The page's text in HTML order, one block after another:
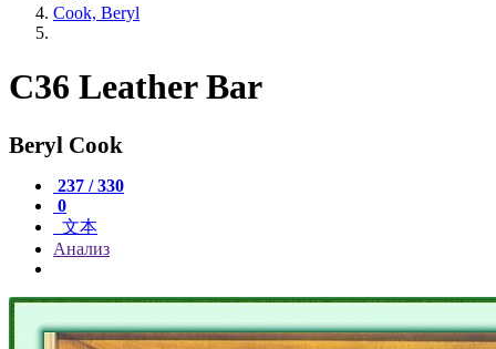
Cook, Beryl
C36 Leather Bar
Beryl Cook
237 / 330
0
文本
Анализ